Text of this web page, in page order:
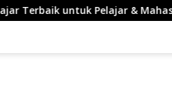
untuk Pelajar & Mahasiswa